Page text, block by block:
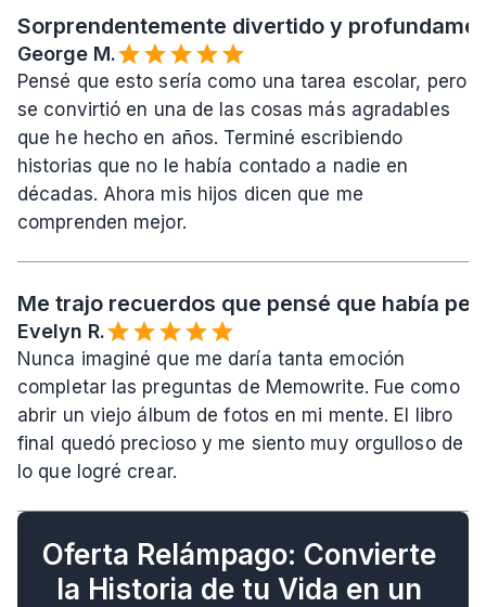
Sorprendentemente divertido y
George M.
Pensé que esto sería como una tarea escolar, pero
se convirtió en una de las cosas más agradables
que he hecho en años. Terminé escribiendo
historias que no le había contado a nadie en
décadas. Ahora mis hijos dicen que me
comprenden mejor.
Me trajo recuerdos que pensé que había
Evelyn R.
Nunca imaginé que me daría tanta emoción
completar las preguntas de Memowrite. Fue como
abrir un viejo álbum de fotos en mi mente. El libro
final quedó precioso y me siento muy orgulloso de
lo que logré crear.
Oferta Relámpago: Convierte
la Historia de tu Vida en un